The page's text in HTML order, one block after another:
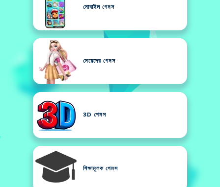
মোবাইল গেমস
মেয়েদের গেমস
3D গেমস
শিক্ষামূলক গেমস